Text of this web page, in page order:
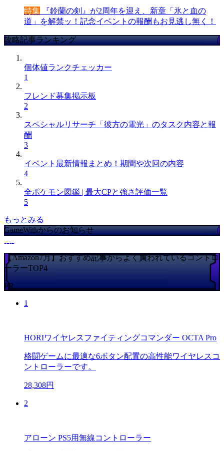
特集 『鈴蘭の剣』が2周年を迎え、新章「氷と血の
道」を解禁ッ！記念イベントの報酬もお見逃し無く！
攻略記事ランキング
個体値ランクチェッカー
1
フレンド募集掲示板
2
スペシャルリサーチ「彼方の電光」のタスク内容と報
酬
3
イベント最新情報まとめ！期間や次回の内容
4
全ポケモン図鑑 | 最大CPと強さ評価一覧
5
もっとみる
GameWithからのお知らせ
【Amazon7月】おすすめ記事からよく買われているコントロ
ーラーTOP4
PR
1
HORIワイヤレスファイティングコマンダー OCTA Pro
格闘ゲームに最適な6ボタン配置の高性能ワイヤレスコ
ントローラーです。
28,308円
2
アローン PS5用無線コントローラー